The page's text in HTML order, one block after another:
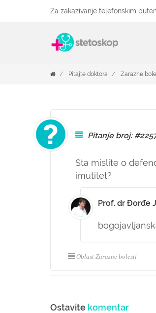
Za zakazivanje telefonskim
Pitajte doktora Zarazne
Pitanje broj:
Sta mislite o
imutitet?
Prof. dr Đorđe
Oblast Zarazne bolesti
Ostavite komentar